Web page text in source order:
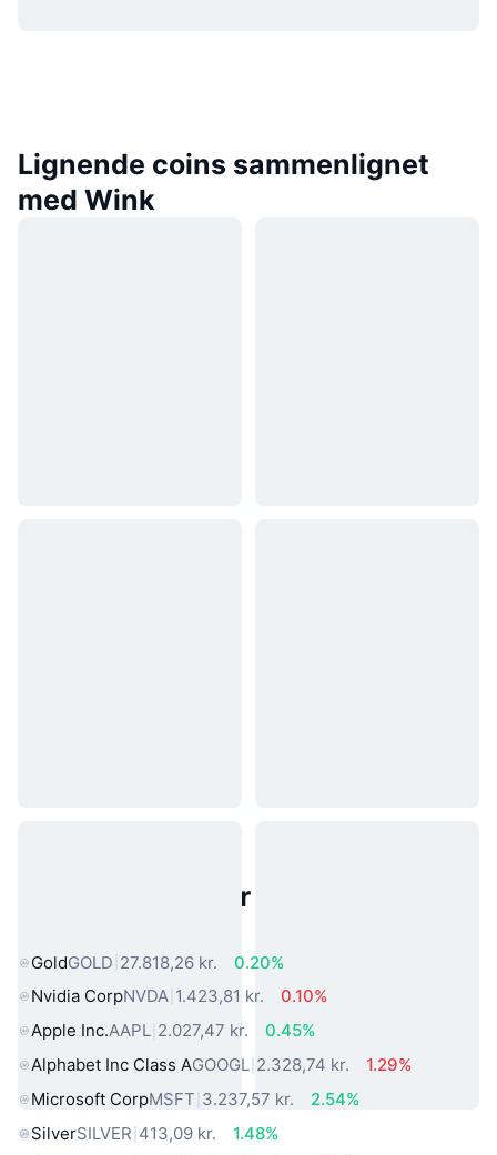
Lignende coins sammenlignet
med Wink
Populære aktiver fra den virkelige
GoldGOLD 27.818,26 kr.
0.20%
Nvidia CorpNVDA 1.423,81 kr.
0.10%
Apple Inc.AAPL 2.027,47 kr.
0.45%
Alphabet Inc Class AGOOGL 2.328,74 kr.
1.29%
Microsoft CorpMSFT 3.237,57 kr.
2.54%
SilverSILVER 413,09 kr.
1.48%